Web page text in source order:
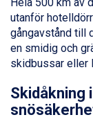
Ponte di
Sauze
Alleghe
Bad
La Thuile
Cervinia
utanför
gångavstånd till
en smidig och
skidbussar eller
Skidåkning